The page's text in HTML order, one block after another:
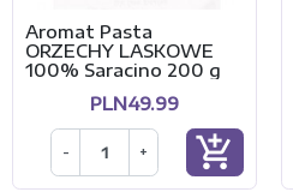
Aromat Pasta
ORZECHY LASKOWE
100% Saracino 200 g
PLN49.99
- + add_shopping_cart